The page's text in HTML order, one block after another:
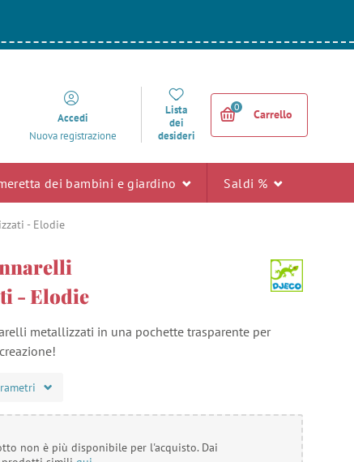
Accedi
Nuova registrazione
Lista
dei
desideri
0
Carrello
dei bambini e giardino Saldi %
- Elodie
- Elodie
metallizzati in una pochette trasparente per
non è più disponibile per l'acquisto. Dai